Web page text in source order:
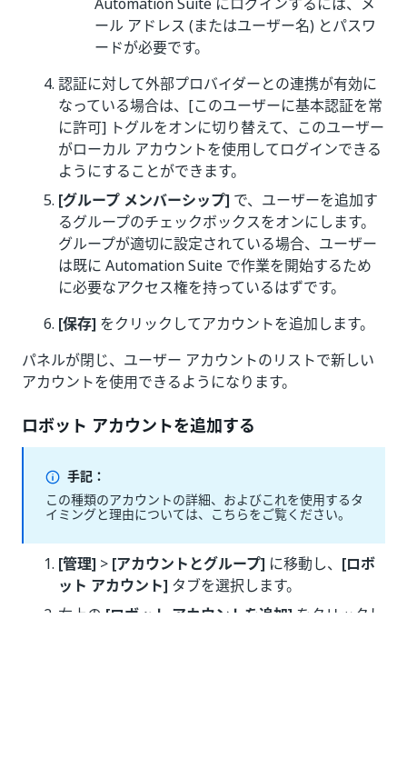
ール アドレス (またはユーザー名) とパスワ
ードが必要です。
認証に対して外部プロバイダーとの連携が有効に
なっている場合は、[このユーザーに基本認証を常
に許可] トグルをオンに切り替えて、このユーザー
がローカル アカウントを使用してログインできる
ようにすることができます。
[グループ メンバーシップ] で、ユーザーを追加す
るグループのチェックボックスをオンにします。
グループが適切に設定されている場合、ユーザー
は既に Automation Suite で作業を開始するため
に必要なアクセス権を持っているはずです。
[保存] をクリックしてアカウントを追加します。
パネルが閉じ、ユーザー アカウントのリストで新しい
アカウントを使用できるようになります。
ロボット アカウントを追加する
手記：
この種類のアカウントの詳細、およびこれを使用するタ
イミングと理由については、こちらをご覧ください。
[管理] > [アカウントとグループ] に移動し、 [ロボ
ット アカウント] タブを選択します。
右上の [ロボット アカウントを追加] をクリックし